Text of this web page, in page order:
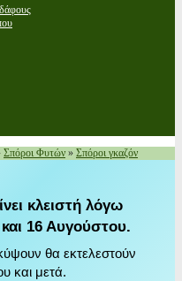
Σπόροι Φυτών » Σπόροι γκαζόν
κλειστή λόγω
16 Αυγούστου.
θα εκτελεστούν
και μετά.